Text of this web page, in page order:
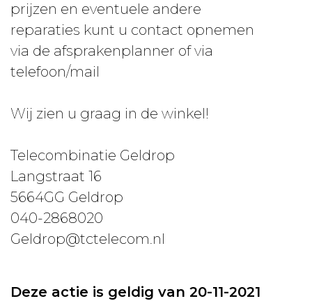
prijzen en eventuele andere
reparaties kunt u contact opnemen
via de afsprakenplanner of via
telefoon/mail
Wij zien u graag in de winkel!
Telecombinatie Geldrop
Langstraat 16
5664GG Geldrop
040-2868020
Geldrop@tctelecom.nl
Deze actie is geldig van 20-11-2021